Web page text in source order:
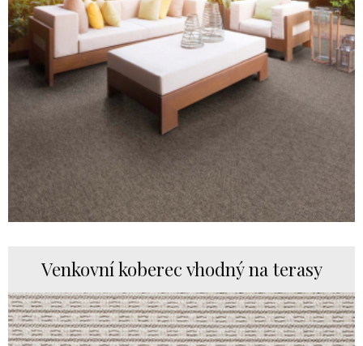
Venkovní koberec vhodný na terasy